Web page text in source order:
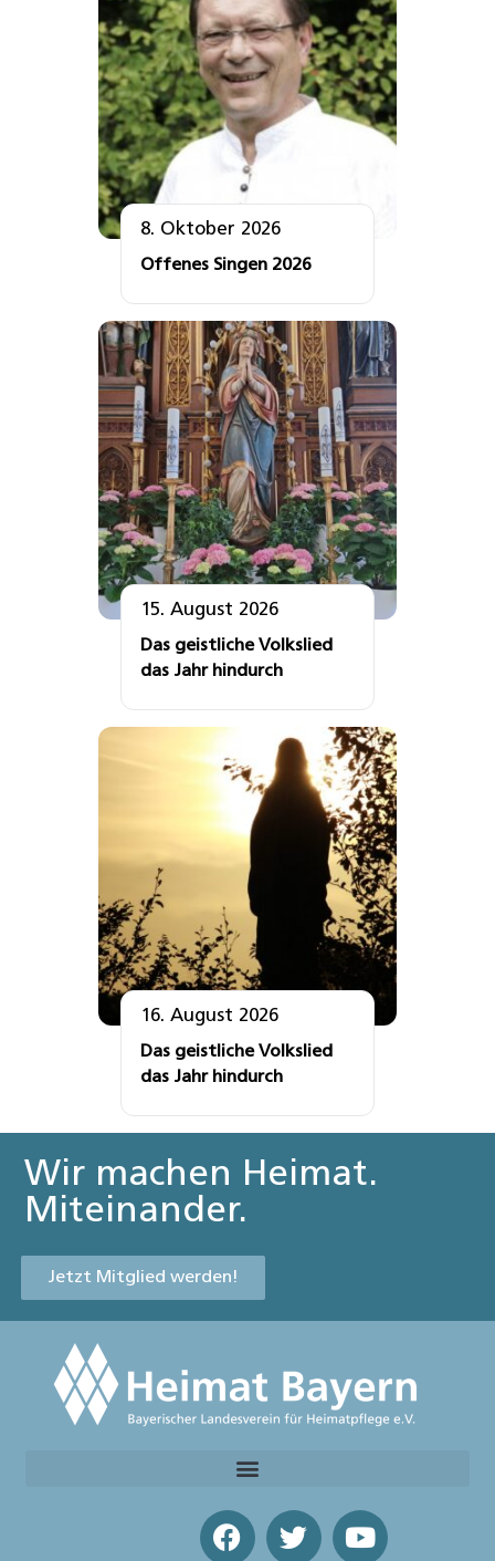
8. Oktober 2026
Offenes Singen 2026
15. August 2026
Das geistliche Volkslied
das Jahr hindurch
16. August 2026
Das geistliche Volkslied
das Jahr hindurch
Wir machen Heimat.
Miteinander.
Jetzt Mitglied werden!